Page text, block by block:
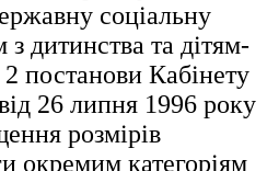
соціальну
з дитинства та дітям-
постанови Кабінету
26 липня 1996 року
розмірів
окремим категоріям